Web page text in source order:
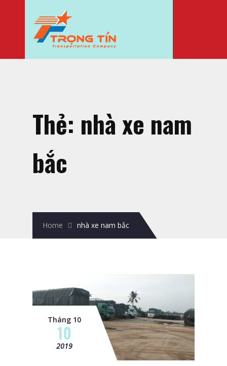
Thẻ: nhà xe nam
bắc
Home nhà xe nam bắc
Tháng 10
10
2019